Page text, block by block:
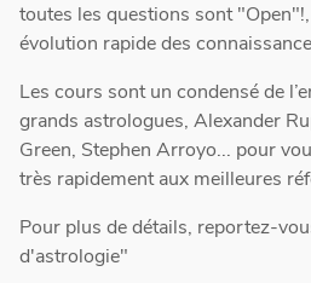
toutes les questions sont
évolution rapide des
Les cours sont un condensé de
grands astrologues, Alexander
Green, Stephen Arroyo... pour
très rapidement aux meilleures
Pour plus de détails, reportez-
d'astrologie"